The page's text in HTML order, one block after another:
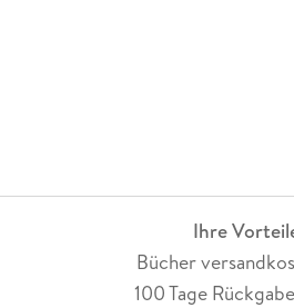
Ihre
Bücher
100 Tage